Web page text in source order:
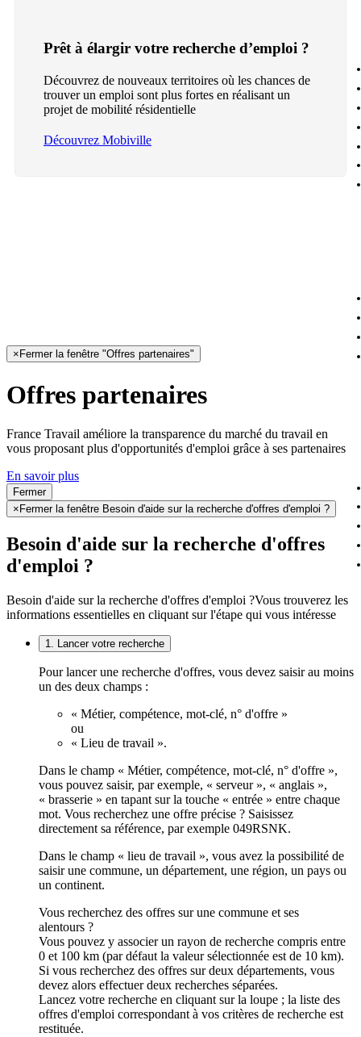
Prêt à élargir votre recherche d’emploi ?
Découvrez de nouveaux territoires où les chances de
trouver un emploi sont plus fortes en réalisant un
projet de mobilité résidentielle
Découvrez Mobiville
× Fermer la fenêtre "Offres partenaires"
Offres partenaires
France Travail améliore la transparence du marché du travail en
vous proposant plus d'opportunités d'emploi grâce à ses partenaires
En savoir plus
Fermer
× Fermer la fenêtre Besoin d'aide sur la recherche d'offres d'emploi ?
Besoin d'aide sur la recherche d'offres
d'emploi ?
Besoin d'aide sur la recherche d'offres d'emploi ?Vous trouverez les
informations essentielles en cliquant sur l'étape qui vous intéresse
1. Lancer votre recherche
Pour lancer une recherche d'offres, vous devez saisir au moins
un des deux champs :
« Métier, compétence, mot-clé, n° d'offre »
ou
« Lieu de travail ».
Dans le champ « Métier, compétence, mot-clé, n° d'offre »,
vous pouvez saisir, par exemple, « serveur », « anglais »,
« brasserie » en tapant sur la touche « entrée » entre chaque
mot. Vous recherchez une offre précise ? Saisissez
directement sa référence, par exemple 049RSNK.
Dans le champ « lieu de travail », vous avez la possibilité de
saisir une commune, un département, une région, un pays ou
un continent.
Vous recherchez des offres sur une commune et ses
alentours ?
Vous pouvez y associer un rayon de recherche compris entre
0 et 100 km (par défaut la valeur sélectionnée est de 10 km).
Si vous recherchez des offres sur deux départements, vous
devez alors effectuer deux recherches séparées.
Lancez votre recherche en cliquant sur la loupe ; la liste des
offres d'emploi correspondant à vos critères de recherche est
restituée.